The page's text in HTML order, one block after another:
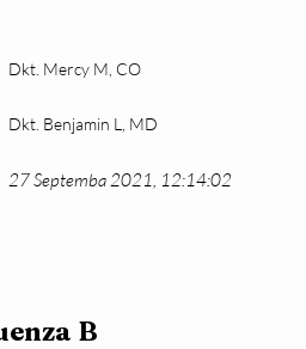
Dkt. Mercy M, CO
Dkt. Benjamin L, MD
27 Septemba 2021, 12:14:02
B